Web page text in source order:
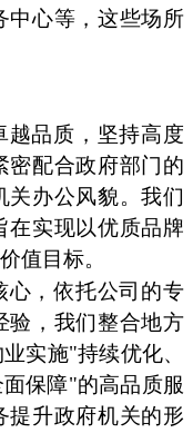
中心等，这些场所
越品质，坚持高度
密配合政府部门的
关办公风貌。我们
在实现以优质品牌
值目标。
心，依托公司的专
验，我们整合地方
实施"持续优化、
保障"的高品质服
提升政府机关的形